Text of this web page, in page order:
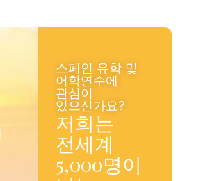
스페인 유학 및
어학연수에
관심이
있으신가요?
저희는
전세계
5,000명이